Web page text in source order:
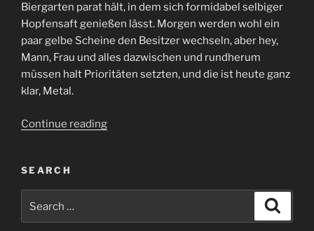
Biergarten parat hält, in dem sich formidabel selbiger
Hopfensaft genießen lässt. Morgen werden wohl ein
paar gelbe Scheine den Besitzer wechseln, aber hey,
Mann, Frau und alles dazwischen und rundherum
müssen halt Prioritäten setzten, und die ist heute ganz
klar, Metal.
Continue reading“SVNTH
VOICE
KAIFECK”
SEARCH
for: